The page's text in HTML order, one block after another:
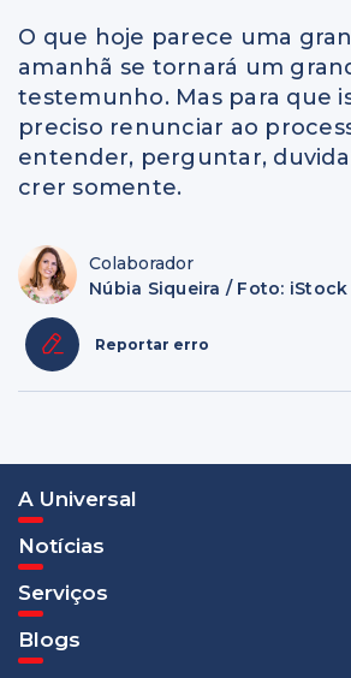
O que hoje parece uma
amanhã se tornará um
testemunho. Mas para que
preciso renunciar ao
entender, perguntar,
crer somente.
Colaborador
Núbia Siqueira / Foto: iStock
Reportar erro
A Universal
Notícias
Serviços
Blogs